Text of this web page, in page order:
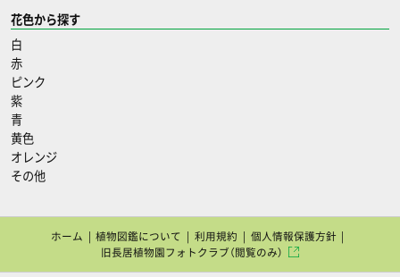
花色から探す
白
赤
ピンク
紫
青
黄色
オレンジ
その他
ホーム 植物図鑑について 利用規約
個人情報保護方針
旧長居植物園フォトクラブ（閲覧のみ）